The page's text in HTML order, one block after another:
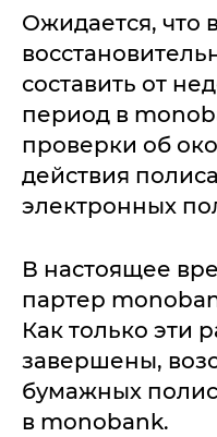
Ожидается, что
составить от
период в
проверки об
действия
электронных
В настоящее
партер
Как только эти
завершены,
бумажных
в monobank.